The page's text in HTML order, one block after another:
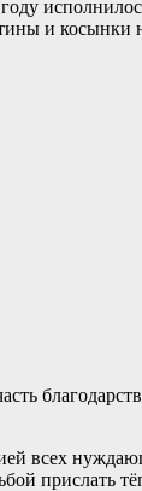
и косынки
всех
прислать